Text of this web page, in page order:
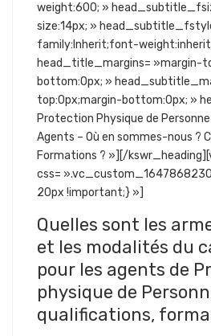
weight:600; »
size:14px; »
family:Inherit;font-
head_title_margins= »margin-
bottom:0px; »
top:0px;margin-bottom:0px; »
Protection Physique de
Agents – Où en sommes-nous ?
Formations ? »][/
css=
20px !important;} »]
Quelles sont les
et les modalités du
pour les agents de
physique de
qualifications,